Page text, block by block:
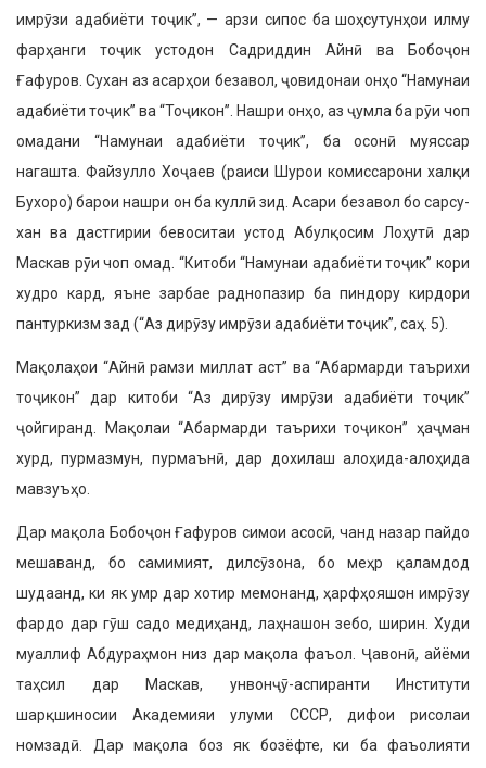
имрӯзи адабиёти тоҷик”, — арзи сипос ба шоҳсутунҳои илму
фарҳанги тоҷик устодон Садриддин Айнӣ ва Бо­боҷон
Ғафуров. Сухан аз асарҳои безавол, ҷовидонаи онҳо “Намунаи
адабиёти тоҷик” ва “Тоҷикон”. На­шри онҳо, аз ҷумла ба рӯи чоп
ома­дани “Намунаи адабиёти тоҷик”, ба осонӣ муяссар
нагашта. Файзулло Хоҷаев (раиси Шурои комиссарони халқи
Бухоро) барои нашри он ба куллӣ зид. Асари безавол бо сарсу­
хан ва дастгирии бевоситаи устод Абулқосим Лоҳутӣ дар
Маскав рӯи чоп омад. “Китоби “Намунаи ада­биёти тоҷик” кори
худро кард, яъне зарбае раднопазир ба пиндору кирдори
пантуркизм зад (“Аз дирӯзу имрӯзи адабиёти тоҷик”, саҳ. 5).
Мақолаҳои “Айнӣ рамзи миллат аст” ва “Абармарди таърихи
тоҷи­кон” дар китоби “Аз дирӯзу имрӯзи адабиёти тоҷик”
ҷойгиранд. Мақо­лаи “Абармарди таърихи тоҷикон” ҳаҷман
хурд, пурмазмун, пурмаънӣ, дар дохилаш алоҳида-алоҳида
мавзуъҳо.
Дар мақола Бобоҷон Ғафуров симои асосӣ, чанд назар пайдо
ме­шаванд, бо самимият, дилсӯзона, бо меҳр қаламдод
шудаанд, ки як умр дар хотир мемонанд, ҳарфҳо­яшон имрӯзу
фардо дар гӯш садо медиҳанд, лаҳнашон зебо, ширин. Худи
муаллиф Абдураҳмон низ дар мақола фаъол. Ҷавонӣ, айёми
таҳсил дар Маскав, унвонҷӯ-ас­пиранти Институти
шарқшиносии Академияи улуми СССР, дифои рисолаи
номзадӣ. Дар мақола боз як бозёфте, ки ба фаъолияти